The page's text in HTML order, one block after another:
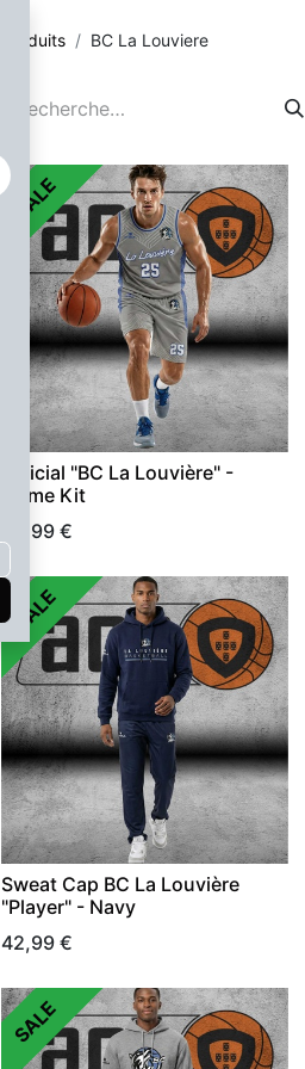
Produits BC La Louviere
SALE
Official "BC La Louvière" -
Home Kit
64,99 €
SALE
Sweat Cap BC La Louvière
"Player" - Navy
42,99 €
SALE